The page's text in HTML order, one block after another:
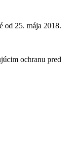
od 25. mája 2018.
ochranu pred